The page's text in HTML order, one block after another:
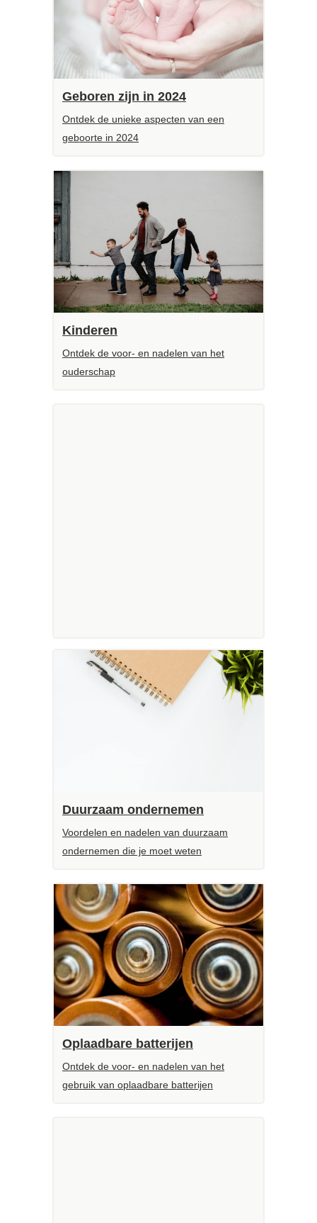
Geboren zijn in 2024
Ontdek de unieke aspecten van een
geboorte in 2024
Kinderen
Ontdek de voor- en nadelen van het
ouderschap
Duurzaam ondernemen
Voordelen en nadelen van duurzaam
ondernemen die je moet weten
Oplaadbare batterijen
Ontdek de voor- en nadelen van het
gebruik van oplaadbare batterijen